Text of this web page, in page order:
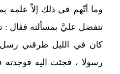
وما أتّهم في ذلك إلاّ علمه
تتفضل عليَّ بمسألته فقال :
كان في الليل طرقني رسل
رسولا ، فجئت اليه فوجدته